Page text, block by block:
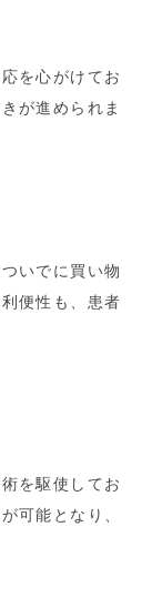
を心がけてお
が進められま
いでに買い物
便性も、患者
を駆使してお
可能となり、